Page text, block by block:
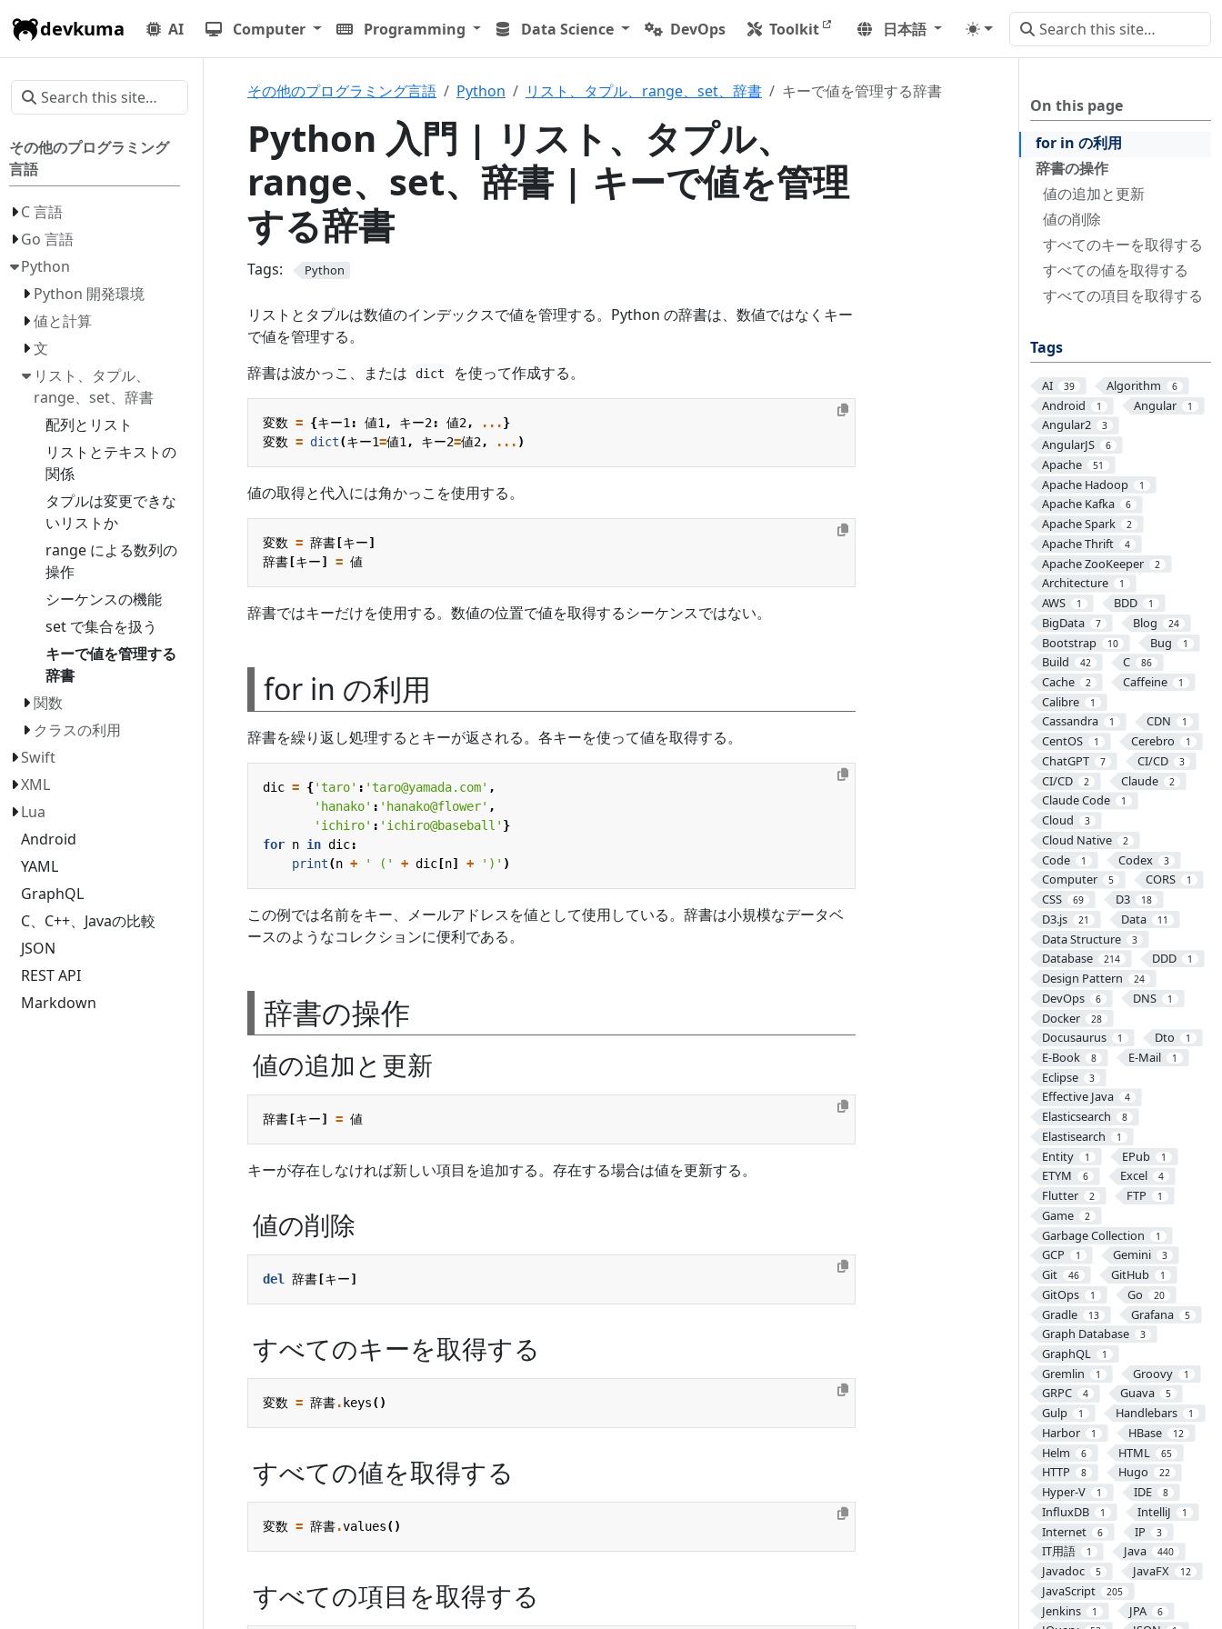
devkuma AI Computer Programming Data Science DevOps Toolkit 日本語
その他のプログラミング
言語
C 言語
Go 言語
Python
Python 開発環境
値と計算
文
リスト、タプル、
range、set、辞書
配列とリスト
リストとテキストの
関係
タプルは変更できな
いリストか
range による数列の
操作
シーケンスの機能
set で集合を扱う
キーで値を管理する
辞書
関数
クラスの利用
Swift
XML
Lua
Android
YAML
GraphQL
C、C++、Javaの比較
JSON
REST API
Markdown
On this page
for in の利用
辞書の操作
値の追加と更新
値の削除
すべてのキーを取得する
すべての値を取得する
すべての項目を取得する
Tags
AI 39 Algorithm 6
Android 1 Angular 1
Angular2 3
AngularJS 6
Apache 51
Apache Hadoop 1
Apache Kafka 6
Apache Spark 2
Apache Thrift 4
Apache ZooKeeper 2
Architecture 1
AWS 1 BDD 1
BigData 7 Blog 24
Bootstrap 10 Bug 1
Build 42 C 86
Cache 2 Caffeine 1
Calibre 1
Cassandra 1 CDN 1
CentOS 1 Cerebro 1
ChatGPT 7 CI/CD 3
CI/CD 2 Claude 2
Claude Code 1
Cloud 3
Cloud Native 2
Code 1 Codex 3
Computer 5 CORS 1
CSS 69 D3 18
D3.js 21 Data 11
Data Structure 3
Database 214 DDD 1
Design Pattern 24
DevOps 6 DNS 1
Docker 28
Docusaurus 1 Dto 1
E-Book 8 E-Mail 1
Eclipse 3
Effective Java 4
Elasticsearch 8
Elastisearch 1
Entity 1 EPub 1
ETYM 6 Excel 4
Flutter 2 FTP 1
Game 2
Garbage Collection 1
GCP 1 Gemini 3
Git 46 GitHub 1
GitOps 1 Go 20
Gradle 13 Grafana 5
Graph Database 3
GraphQL 1
Gremlin 1 Groovy 1
GRPC 4 Guava 5
Gulp 1 Handlebars 1
Harbor 1 HBase 12
Helm 6 HTML 65
HTTP 8 Hugo 22
Hyper-V 1 IDE 8
InfluxDB 1 IntelliJ 1
Internet 6 IP 3
IT用語 1 Java 440
Javadoc 5 JavaFX 12
JavaScript 205
Jenkins 1 JPA 6
その他のプログラミング言語 Python リスト、タプル、range、set、辞書 キーで値を管理する辞書
Python 入門 | リスト、タプル、
range、set、辞書 | キーで値を管理
する辞書
Tags: Python
リストとタプルは数値のインデックスで値を管理する。Python の辞書は、数値ではなくキー
で値を管理する。
辞書は波かっこ、または
dict を使って作成する。
変数 = {キー1 : 値1 , キー2: 値2, ...}
変数 = dict(キー1=値1 , キー2=値2, ... )
値の取得と代入には角かっこを使用する。
変数 = 辞書 [キー]
辞書 [キー] = 値
辞書ではキーだけを使用する。数値の位置で値を取得するシーケンスではない。
for in の利用
辞書を繰り返し処理するとキーが返される。各キーを使って値を取得する。
dic = {'taro' : 'taro@yamada.com' ,
'hanako' : 'hanako@flower' ,
'ichiro' : 'ichiro@baseball' }
for n in dic:
print(n + ' (' + dic [n] + ')' )
この例では名前をキー、メールアドレスを値として使用している。辞書は小規模なデータベ
ースのようなコレクションに便利である。
辞書の操作
値の追加と更新
辞書 [キー] = 値
キーが存在しなければ新しい項目を追加する。存在する場合は値を更新する。
値の削除
del 辞書 [キー]
すべてのキーを取得する
変数 = 辞書. keys()
すべての値を取得する
変数 = 辞書.values()
すべての項目を取得する